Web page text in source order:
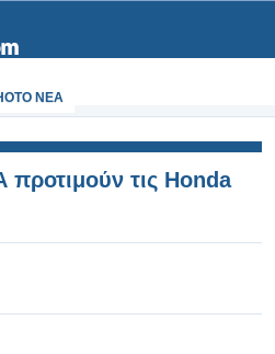
NEA
προτιμούν τις Honda